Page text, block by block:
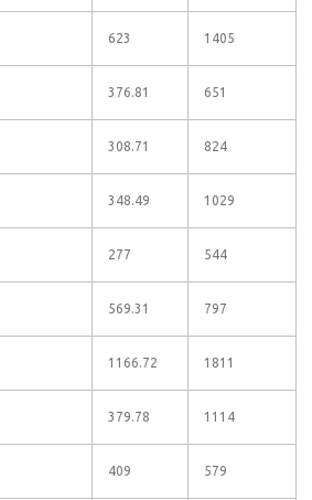
623 1405
376.81 651
308.71 824
348.49 1029
277 544
569.31 797
1166.72 1811
379.78 1114
409 579